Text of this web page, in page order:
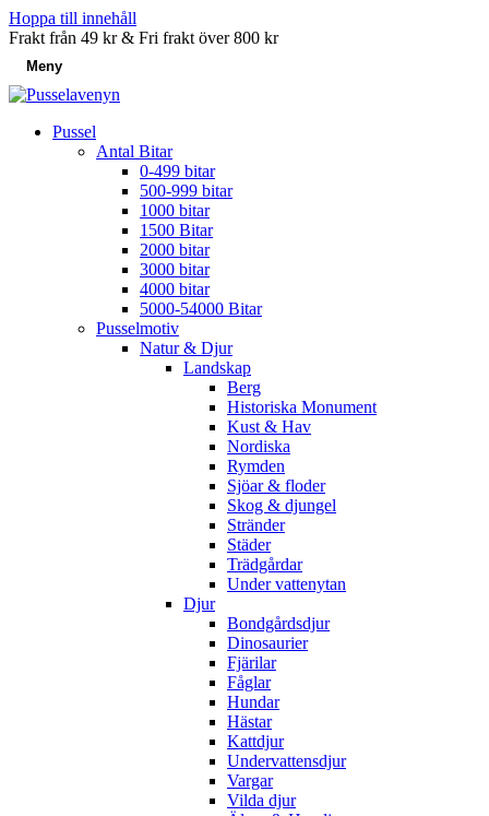
Hoppa till innehåll
Frakt från 49 kr & Fri frakt över 800 kr
Meny
Pussel
Antal Bitar
0-499 bitar
500-999 bitar
1000 bitar
1500 Bitar
2000 bitar
3000 bitar
4000 bitar
5000-54000 Bitar
Pusselmotiv
Natur & Djur
Landskap
Berg
Historiska Monument
Kust & Hav
Nordiska
Rymden
Sjöar & floder
Skog & djungel
Stränder
Städer
Trädgårdar
Under vattenytan
Djur
Bondgårdsdjur
Dinosaurier
Fjärilar
Fåglar
Hundar
Hästar
Kattdjur
Undervattensdjur
Vargar
Vilda djur